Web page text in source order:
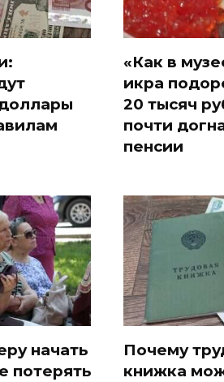
«Как в
икра
20 тысяч
почти
пенсии
начать
потерять
Почему
книжка